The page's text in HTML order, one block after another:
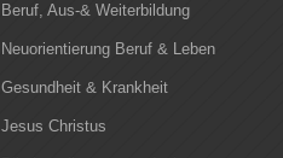
Beruf, Aus-& Weiterbildung
Neuorientierung Beruf & Leben
Gesundheit & Krankheit
Jesus Christus